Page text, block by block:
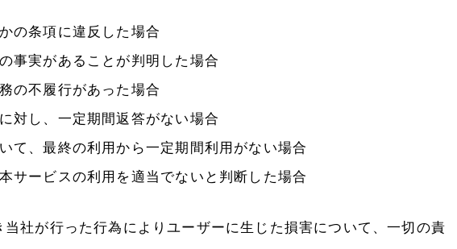
の条項に違反した場合
事実があることが判明した場合
の不履行があった場合
対し、一定期間返答がない場合
て、最終の利用から一定期間利用がない場合
サービスの利用を適当でないと判断した場合
当社が行った行為によりユーザーに生じた損害について、一切の責